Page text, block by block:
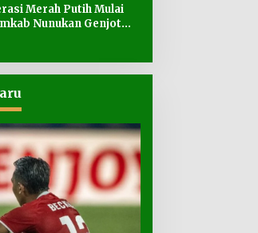
Merah Putih Mulai
Nunukan Genjot